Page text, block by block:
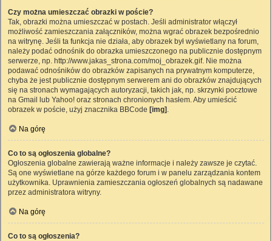
Czy można umieszczać obrazki w poście?
Tak, obrazki można umieszczać w postach. Jeśli administrator włączył
możliwość zamieszczania załączników, można wgrać obrazek bezpośrednio
na witrynę. Jeśli ta funkcja nie działa, aby obrazek był wyświetlany na forum,
należy podać odnośnik do obrazka umieszczonego na publicznie dostępnym
serwerze, np. http://www.jakas_strona.com/moj_obrazek.gif. Nie można
podawać odnośników do obrazków zapisanych na prywatnym komputerze,
chyba że jest publicznie dostępnym serwerem ani do obrazków znajdujących
się na stronach wymagających autoryzacji, takich jak, np. skrzynki pocztowe
na Gmail lub Yahoo! oraz stronach chronionych hasłem. Aby umieścić
obrazek w poście, użyj znacznika BBCode [img] .
Na górę
Co to są ogłoszenia globalne?
Ogłoszenia globalne zawierają ważne informacje i należy zawsze je czytać.
Są one wyświetlane na górze każdego forum i w panelu zarządzania kontem
użytkownika. Uprawnienia zamieszczania ogłoszeń globalnych są nadawane
przez administratora witryny.
Na górę
Co to są ogłoszenia?